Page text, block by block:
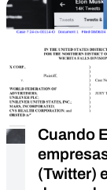
Cuando
(Twitter)